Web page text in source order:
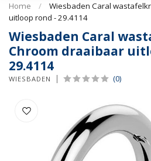
Home /
Wiesbaden Caral
uitloop rond - 29.4114
Wiesbaden Caral
Chroom draaibaar
29.4114
WIESBADEN (0)